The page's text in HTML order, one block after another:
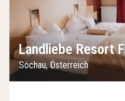
Landliebe Resort
Söchau, Österreich